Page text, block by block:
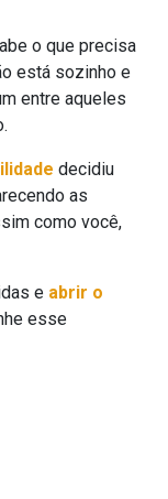
o que precisa
está sozinho e
entre aqueles
decidiu
as
como você,
e abrir o
esse